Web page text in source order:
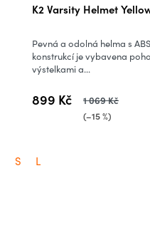
K2 Varsity Helmet
899 Kč 1 069 Kč
(–15 %)
Pevná a odolná helma s
konstrukcí je vybavena
výstelkami a...
S L